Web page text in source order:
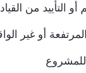
أو التأييد من
أو غير